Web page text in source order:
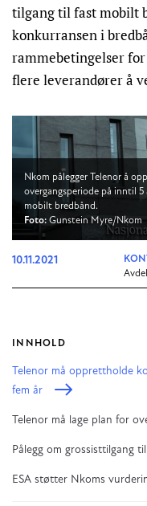
tilgang til fast mobilt
konkurransen i
rammebetingelser
flere leverandører å
Nkom pålegger Telenor å
overgangsperiode på inntil
mobilt bredbånd.
Foto: Gunstein Myre/Nkom
10.11.2021
INNHOLD
Telenor må opprettholde
fem år
Telenor må lage plan for
Pålegg om grossisttilgang
ESA støtter Nkoms